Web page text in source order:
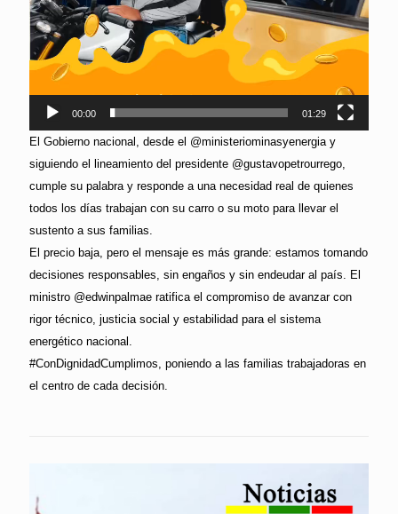
00:00 01:29
El Gobierno nacional, desde el @ministeriominasyenergia y
siguiendo el lineamiento del presidente @gustavopetrourrego,
cumple su palabra y responde a una necesidad real de quienes
todos los días trabajan con su carro o su moto para llevar el
sustento a sus familias.
El precio baja, pero el mensaje es más grande: estamos tomando
decisiones responsables, sin engaños y sin endeudar al país. El
ministro @edwinpalmae ratifica el compromiso de avanzar con
rigor técnico, justicia social y estabilidad para el sistema
energético nacional.
#ConDignidadCumplimos, poniendo a las familias trabajadoras en
el centro de cada decisión.